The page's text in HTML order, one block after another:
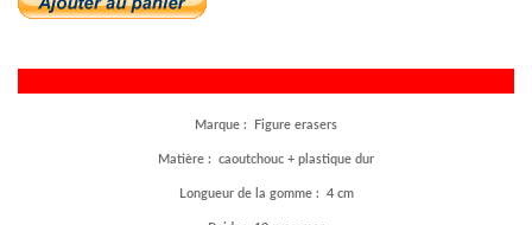
Marque : Figure erasers
Matière : caoutchouc + plastique dur
Longueur de la gomme : 4 cm